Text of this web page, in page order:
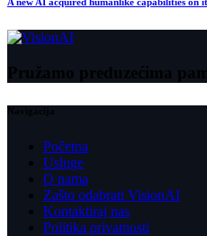
Pružamo preduzećima
Navigacija
Početna
Usluge
O nama
Zašto odabrati VisionAI
Kontaktiraj nas
Politika privatnosti